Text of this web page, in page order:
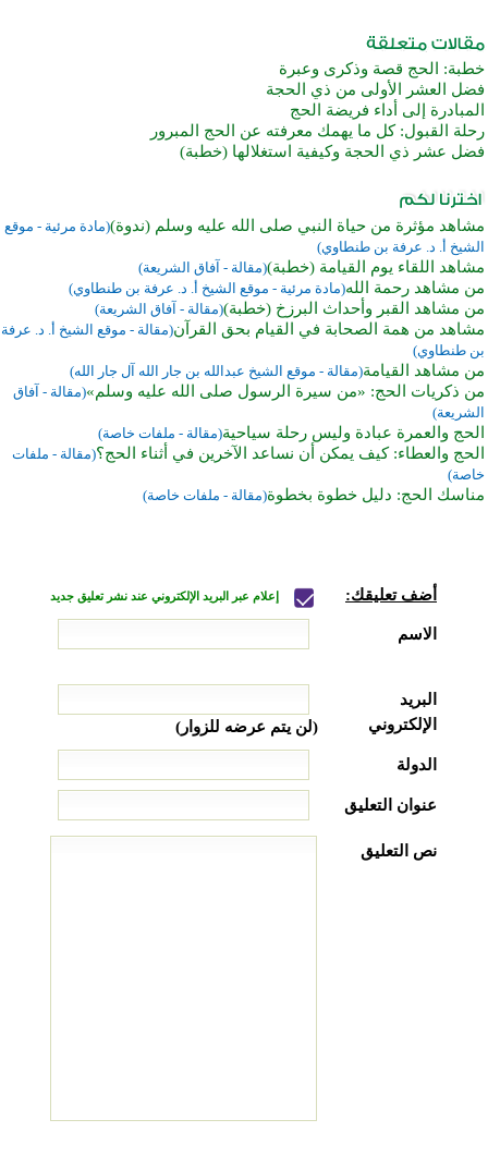
خطبة: الحج قصة وذكرى وعبرة
فضل العشر الأولى من ذي الحجة
المبادرة إلى أداء فريضة الحج
رحلة القبول: كل ما يهمك معرفته عن الحج المبرور
فضل عشر ذي الحجة وكيفية استغلالها (خطبة)
مشاهد مؤثرة من حياة النبي صلى الله عليه وسلم (ندوة)(مادة مرئية - موقع
الشيخ أ. د. عرفة بن طنطاوي)
مشاهد اللقاء يوم القيامة (خطبة)(مقالة - آفاق الشريعة)
من مشاهد رحمة الله(مادة مرئية - موقع الشيخ أ. د. عرفة بن طنطاوي)
من مشاهد القبر وأحداث البرزخ (خطبة)(مقالة - آفاق الشريعة)
مشاهد من همة الصحابة في القيام بحق القرآن(مقالة - موقع الشيخ أ. د. عرفة
بن طنطاوي)
من مشاهد القيامة(مقالة - موقع الشيخ عبدالله بن جار الله آل جار الله)
من ذكريات الحج: «من سيرة الرسول صلى الله عليه وسلم»(مقالة - آفاق
الشريعة)
الحج والعمرة عبادة وليس رحلة سياحية(مقالة - ملفات خاصة)
الحج والعطاء: كيف يمكن أن نساعد الآخرين في أثناء الحج؟(مقالة - ملفات
خاصة)
مناسك الحج: دليل خطوة بخطوة(مقالة - ملفات خاصة)
أضف تعليقك: إعلام عبر البريد الإلكتروني عند نشر تعليق جديد
الاسم
البريد
الإلكتروني
(لن يتم عرضه للزوار)
الدولة
عنوان التعليق
نص التعليق